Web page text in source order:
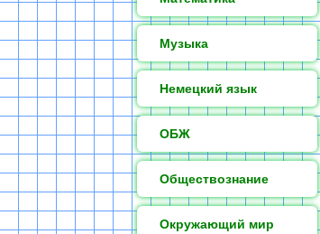
Музыка
Немецкий язык
ОБЖ
Обществознание
Окружающий мир